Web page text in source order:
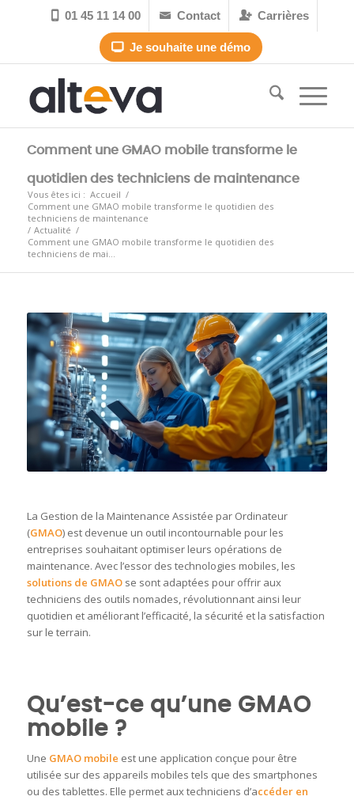
 01 45 11 14 00  Contact Carrières
Je souhaite une démo
Comment une GMAO mobile transforme le
quotidien des techniciens de maintenance
Vous êtes ici : Accueil /
Comment une GMAO mobile transforme le quotidien des
techniciens de maintenance
/ Actualité /
Comment une GMAO mobile transforme le quotidien des
techniciens de mai...
La Gestion de la Maintenance Assistée par Ordinateur
(GMAO) est devenue un outil incontournable pour les
entreprises souhaitant optimiser leurs opérations de
maintenance. Avec l’essor des technologies mobiles, les
solutions de GMAOse sont adaptées pour offrir aux
techniciens des outils nomades, révolutionnant ainsi leur
quotidien et améliorant l’efficacité, la sécurité et la satisfaction
sur le terrain.
Qu’est-ce qu’une GMAO
mobile ?
Une GMAO mobile est une application conçue pour être
utilisée sur des appareils mobiles tels que des smartphones
ou des tablettes. Elle permet aux techniciens d’accéder en